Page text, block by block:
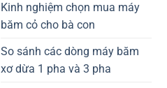
Kinh nghiệm chọn mua máy
băm cỏ cho bà con
So sánh các dòng máy băm
xơ dừa 1 pha và 3 pha